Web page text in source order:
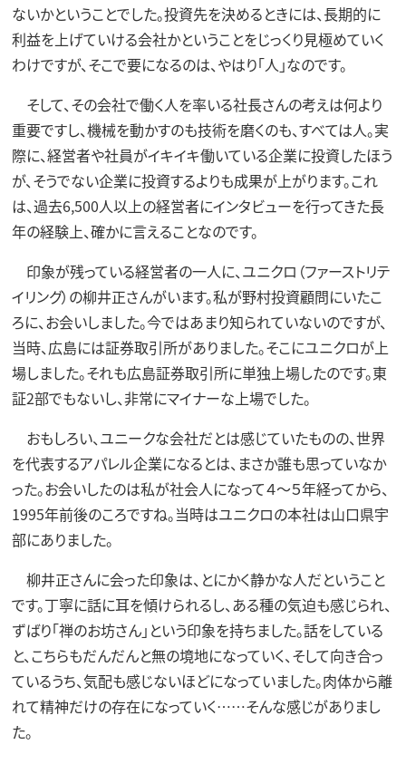
ないかということでした。投資先を決めるときには、長期的に
利益を上げていける会社かということをじっくり見極めていく
わけですが、そこで要になるのは、やはり「人」なのです。
そして、その会社で働く人を率いる社長さんの考えは何より
重要ですし、機械を動かすのも技術を磨くのも、すべては人。実
際に、経営者や社員がイキイキ働いている企業に投資したほう
が、そうでない企業に投資するよりも成果が上がります。これ
は、過去6,500人以上の経営者にインタビューを行ってきた長
年の経験上、確かに言えることなのです。
印象が残っている経営者の一人に、ユニクロ（ファーストリテ
イリング）の柳井正さんがいます。私が野村投資顧問にいたこ
ろに、お会いしました。今ではあまり知られていないのですが、
当時、広島には証券取引所がありました。そこにユニクロが上
場しました。それも広島証券取引所に単独上場したのです。東
証2部でもないし、非常にマイナーな上場でした。
おもしろい、ユニークな会社だとは感じていたものの、世界
を代表するアパレル企業になるとは、まさか誰も思っていなか
った。お会いしたのは私が社会人になって４～５年経ってから、
1995年前後のころですね。当時はユニクロの本社は山口県宇
部にありました。
柳井正さんに会った印象は、とにかく静かな人だということ
です。丁寧に話に耳を傾けられるし、ある種の気迫も感じられ、
ずばり「禅のお坊さん」という印象を持ちました。話をしている
と、こちらもだんだんと無の境地になっていく、そして向き合っ
ているうち、気配も感じないほどになっていました。肉体から離
れて精神だけの存在になっていく……そんな感じがありまし
た。